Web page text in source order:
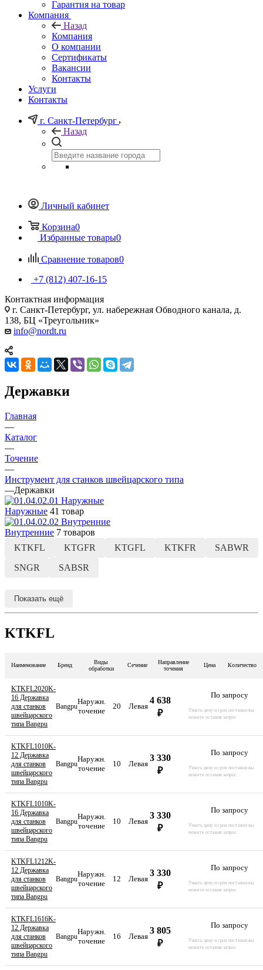
Гарантия на товар
Компания
Назад
Компания
О компании
Сертификаты
Вакансии
Контакты
Услуги
Контакты
г. Санкт-Петербург
Назад
Личный кабинет
Корзина0
Избранные товары0
Сравнение товаров0
+7 (812) 407-16-15
Контактная информация
г. Санкт-Петербург, ул. набережная Обводного канала, д.
138, БЦ «Треугольник»
info@nordt.ru
Державки
Главная
—
Каталог
—
Точение
—
Инструмент для станков швейцарского типа
—Державки
Наружные 41 товар
Внутренние 7 товаров
KTKFL
KTGFR KTGFL KTKFR
SABWR
SNGR
SABSR
Показать ещё
KTKFL
Наименование Бренд
Виды
обработки
Сечение
Направление
точения
Цена Количество
KTKFL2020K-
16 Державка
для станков
швейцарского
типа Bangpu
Bangpu
Наружн.
точение
20 Левая
4 638
₽
По запросу
Узнать цену и срок поставки вы
можете оставив запрос
KTKFL1010K-
12 Державка
для станков
швейцарского
типа Bangpu
Bangpu
Наружн.
точение
10 Левая
3 330
₽
По запросу
Узнать цену и срок поставки вы
можете оставив запрос
KTKFL1010K-
16 Державка
для станков
швейцарского
типа Bangpu
Bangpu
Наружн.
точение
10 Левая
3 330
₽
По запросу
Узнать цену и срок поставки вы
можете оставив запрос
KTKFL1212K-
12 Державка
для станков
швейцарского
типа Bangpu
Bangpu
Наружн.
точение
12 Левая
3 330
₽
По запросу
Узнать цену и срок поставки вы
можете оставив запрос
KTKFL1616K-
12 Державка
для станков
швейцарского
типа Bangpu
Bangpu
Наружн.
точение
16 Левая
3 805
₽
По запросу
Узнать цену и срок поставки вы
можете оставив запрос